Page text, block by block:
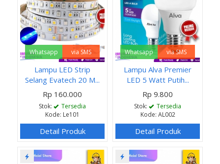
Whatsapp via SMS
Lampu LED Strip
Selang Evatech 20 M...
Rp 160.000
Stok:
Tersedia
Kode: Le101
Detail Produk
Whatsapp via SMS
Lampu Alva Premier
LED 5 Watt Putih...
Rp 9.800
Stok:
Tersedia
Kode: AL002
Detail Produk